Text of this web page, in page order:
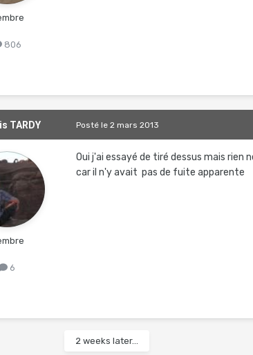
806
TARDY
6
Postéle 2 mars 2013
Oui j'ai essayé de tiré dessus mais rien
car il n'y avait pas de fuite apparente
2 weeks later...